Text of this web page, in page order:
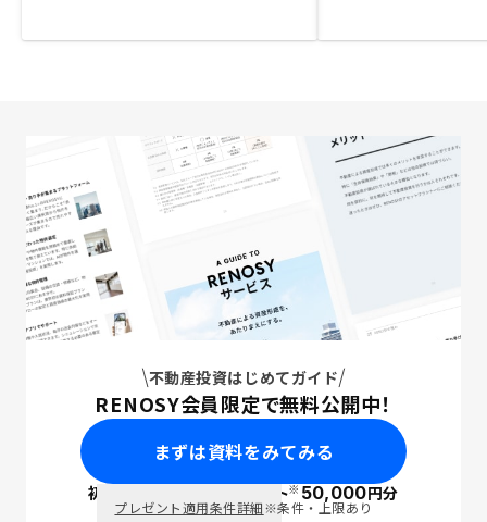
不動産投資はじめてガイド
RENOSY会員限定で無料公開中！
まずは資料をみてみる
初回面談で ポイント※50,000円分
プレゼント適用条件詳細※条件・上限あり